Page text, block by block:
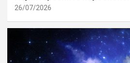
26/07/2026